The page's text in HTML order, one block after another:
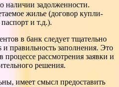
наличии задолженности.
жилье (договор купли-
и т.д.).
в банк следует тщательно
и правильность заполнения. Это
процессе рассмотрения заявки и
решения.
имеет смысл предоставить